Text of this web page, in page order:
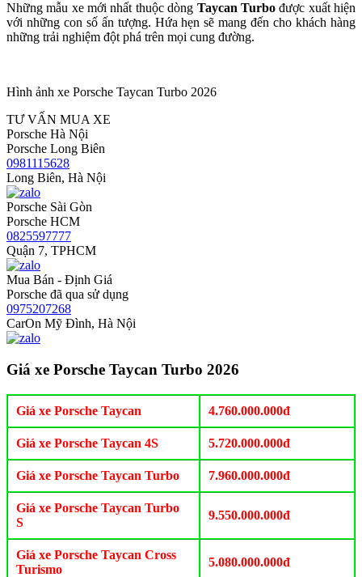
Những mẫu xe mới nhất thuộc dòng Taycan Turbođược xuất hiện
với những con số ấn tượng. Hứa hẹn sẽ mang đến cho khách hàng
những trải nghiệm đột phá trên mọi cung đường.
Hình ảnh xe Porsche Taycan Turbo 2026
TƯ VẤN MUA XE
Porsche Hà Nội
Porsche Long Biên
0981115628
Long Biên, Hà Nội
Porsche Sài Gòn
Porsche HCM
0825597777
Quận 7, TPHCM
Mua Bán - Định Giá
Porsche đã qua sử dụng
0975207268
CarOn Mỹ Đình, Hà Nội
Giá xe Porsche Taycan Turbo 2026
Giá xe Porsche Taycan 4.760.000.000đ
Giá xe Porsche Taycan 4S 5.720.000.000đ
Giá xe Porsche Taycan Turbo 7.960.000.000đ
Giá xe Porsche Taycan Turbo
S
9.550.000.000đ
Giá xe Porsche Taycan Cross
Turismo
5.080.000.000đ